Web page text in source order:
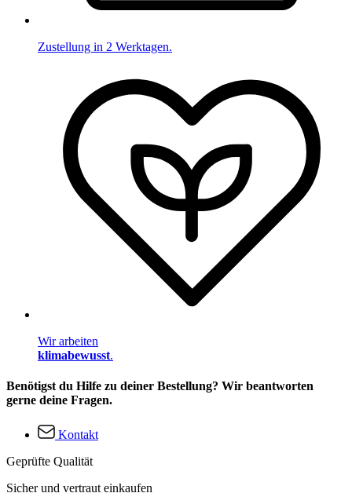
Zustellung in 2 Werktagen.
Wir arbeiten
klimabewusst.
Benötigst du Hilfe zu deiner Bestellung? Wir beantworten
gerne deine Fragen.
Kontakt
Geprüfte Qualität
Sicher und vertraut einkaufen